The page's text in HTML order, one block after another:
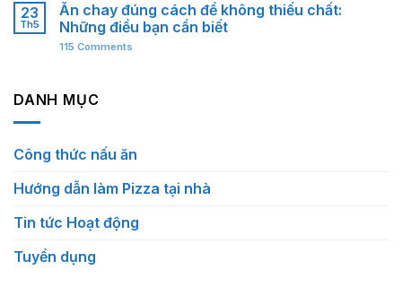
23
Th5
Ăn chay đúng cách để không thiếu chất:
Những điều bạn cần biết
115 Comments
DANH MỤC
Công thức nấu ăn
Hướng dẫn làm Pizza tại nhà
Tin tức Hoạt động
Tuyển dụng